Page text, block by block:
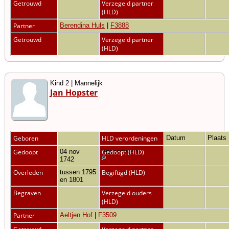
Getrouwd
Verzegeld partner
(HLD)
Partner
Berendina Huls F3888
Getrouwd
Verzegeld partner
(HLD)
Kind 2 | Mannelijk
Jan Hopster
Geboren HLD verordeningen Datum Plaats
Gedoopt
04 nov
1742
Vriezenveen
Gedoopt (HLD)
Overleden
tussen 1795
en 1801
Begiftigd (HLD)
Begraven
Verzegeld ouders
(HLD)
Partner
Aeltjen Hof F3509